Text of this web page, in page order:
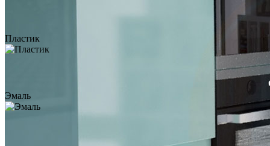
искусственного камня Tristone
Antelope Canyon TS-203
Пластик
Эмаль